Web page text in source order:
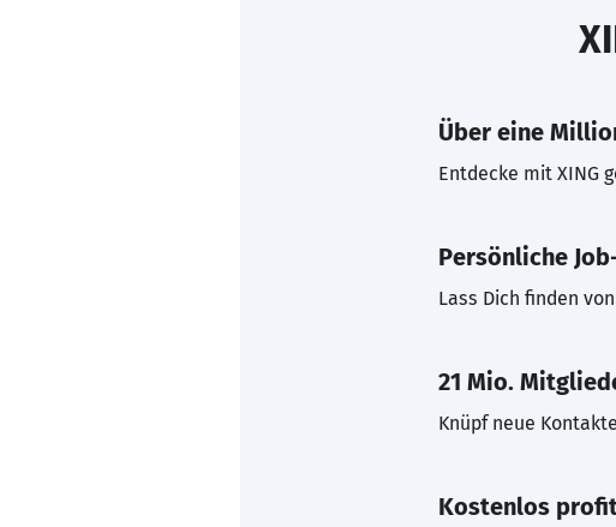
Über eine
Entdecke mit XING
Persönliche
Lass Dich finden
21 Mio.
Knüpf neue
Kostenlos